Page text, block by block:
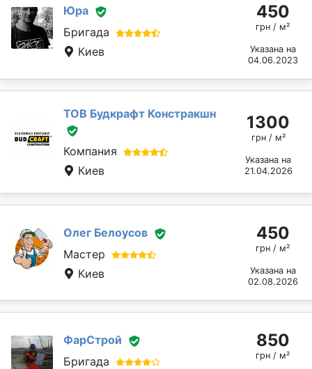
Юра
Бригада
Киев
450
грн / м²
Указана на
04.06.2023
ТОВ Будкрафт Констракшн
Компания
Киев
1300
грн / м²
Указана на
21.04.2026
Олег Белоусов
Мастер
Киев
450
грн / м²
Указана на
02.08.2026
ФарСтрой
Бригада
850
грн / м²